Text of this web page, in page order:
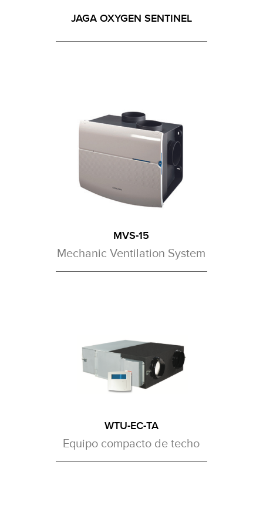
JAGA OXYGEN SENTINEL
MVS-15
Mechanic Ventilation System
WTU-EC-TA
Equipo compacto de techo